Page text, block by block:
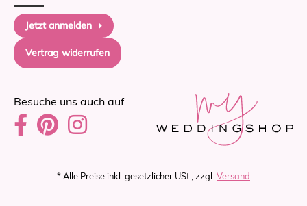
Jetzt anmelden
Vertrag widerrufen
Besuche uns auch auf
* Alle Preise inkl. gesetzlicher USt., zzgl. Versand